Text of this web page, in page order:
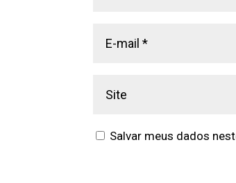
Salvar meus dados